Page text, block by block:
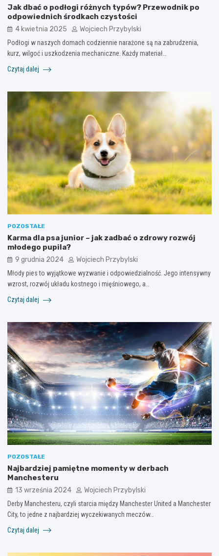
Jak dbać o podłogi różnych typów? Przewodnik po
odpowiednich środkach czystości
4 kwietnia 2025 Wojciech Przybylski
Podłogi w naszych domach codziennie narażone są na zabrudzenia,
kurz, wilgoć i uszkodzenia mechaniczne. Każdy materiał…
Czytaj dalej
POZOSTAŁE
Karma dla psa junior – jak zadbać o zdrowy rozwój
młodego pupila?
9 grudnia 2024 Wojciech Przybylski
Młody pies to wyjątkowe wyzwanie i odpowiedzialność. Jego intensywny
wzrost, rozwój układu kostnego i mięśniowego, a…
Czytaj dalej
POZOSTAŁE
Najbardziej pamiętne momenty w derbach
Manchesteru
13 września 2024 Wojciech Przybylski
Derby Manchesteru, czyli starcia między Manchester United a Manchester
City, to jedne z najbardziej wyczekiwanych meczów…
Czytaj dalej